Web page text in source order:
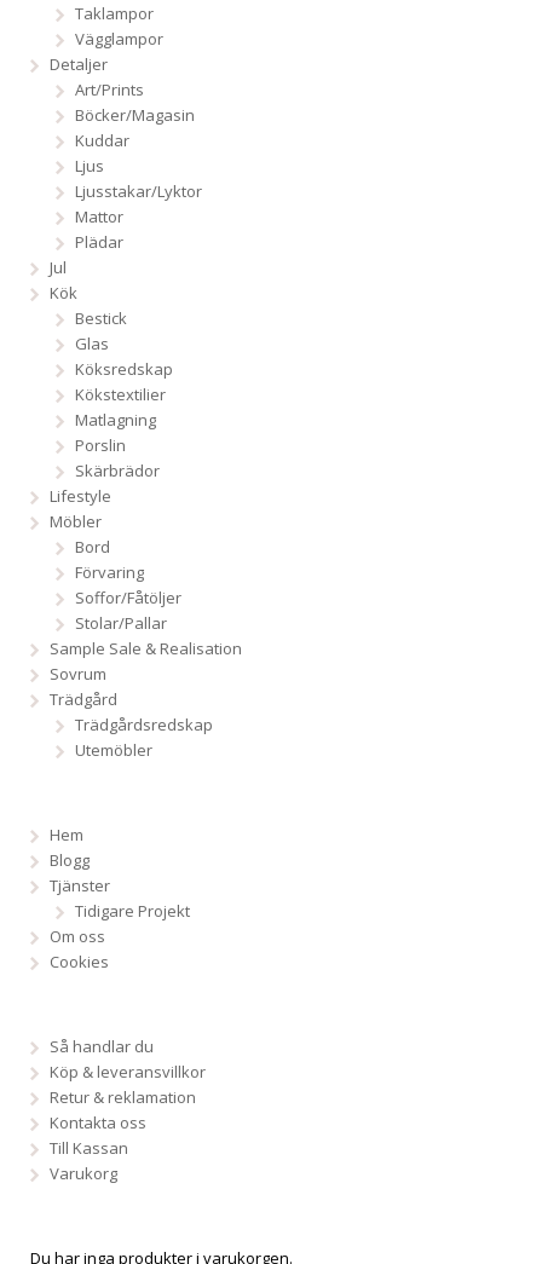
Taklampor
Vägglampor
Detaljer
Art/Prints
Böcker/Magasin
Kuddar
Ljus
Ljusstakar/Lyktor
Mattor
Plädar
Jul
Kök
Bestick
Glas
Köksredskap
Kökstextilier
Matlagning
Porslin
Skärbrädor
Lifestyle
Möbler
Bord
Förvaring
Soffor/Fåtöljer
Stolar/Pallar
Sample Sale & Realisation
Sovrum
Trädgård
Trädgårdsredskap
Utemöbler
Hem
Blogg
Tjänster
Tidigare Projekt
Om oss
Cookies
Så handlar du
Köp & leveransvillkor
Retur & reklamation
Kontakta oss
Till Kassan
Varukorg
Du har inga produkter i varukorgen.